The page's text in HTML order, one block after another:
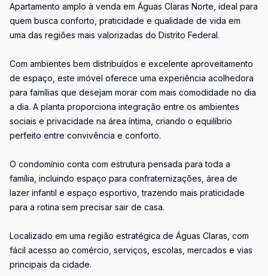
Apartamento amplo à venda em Águas Claras Norte, ideal para
quem busca conforto, praticidade e qualidade de vida em
uma das regiões mais valorizadas do Distrito Federal.
Com ambientes bem distribuídos e excelente aproveitamento
de espaço, este imóvel oferece uma experiência acolhedora
para famílias que desejam morar com mais comodidade no dia
a dia. A planta proporciona integração entre os ambientes
sociais e privacidade na área íntima, criando o equilíbrio
perfeito entre convivência e conforto.
O condomínio conta com estrutura pensada para toda a
família, incluindo espaço para confraternizações, área de
lazer infantil e espaço esportivo, trazendo mais praticidade
para a rotina sem precisar sair de casa.
Localizado em uma região estratégica de Águas Claras, com
fácil acesso ao comércio, serviços, escolas, mercados e vias
principais da cidade.